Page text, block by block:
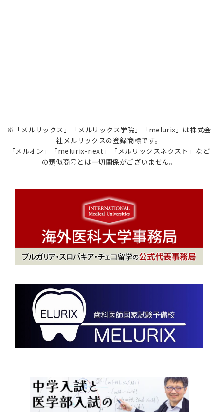
※「メルリックス」「メルリックス学院」「melurix」は株式会
社メルリックスの登録商標です。
「メルオン」「melurix-next」「メルリックスネクスト」など
の類似商号とは一切関係がございません。